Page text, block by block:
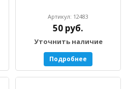
Артикул: 12483
50 руб.
Уточнить наличие
Подробнее